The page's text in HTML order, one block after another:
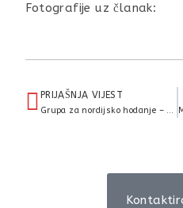
Fotografije uz članak:
PRIJAŠNJA VIJEST
Grupa za nordijsko hodanje – radionica pod nazivom „Provjerite svoj rizik”